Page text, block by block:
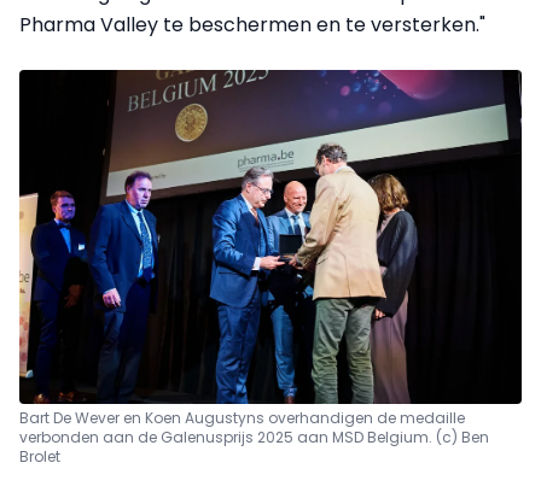
Pharma Valley te beschermen en te versterken."
Bart De Wever en Koen Augustyns overhandigen de medaille
verbonden aan de Galenusprijs 2025 aan MSD Belgium. (c) Ben
Brolet